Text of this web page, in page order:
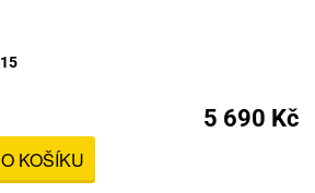
5 690 Kč
KOŠÍKU